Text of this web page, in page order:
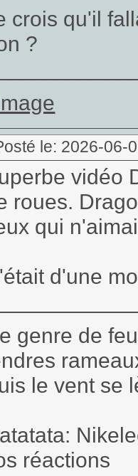
crois qu'il
?
le: 2026-06-
vidéo
roues.
qui
d'une
genre de
le vent se
réactions